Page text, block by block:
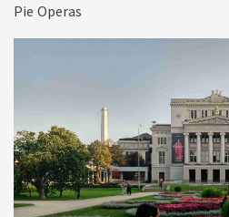
Pie Operas